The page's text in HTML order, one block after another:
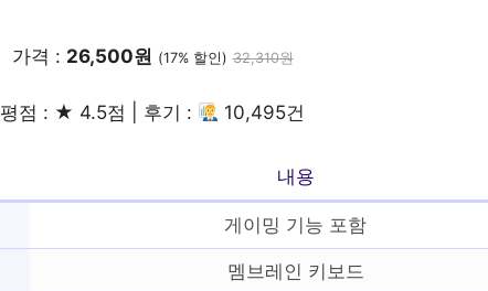
가격 : 26,500원 (17% 할인) 32,310원
평점 : ★ 4.5점 | 후기 : 10,495건
내용
게이밍 기능 포함
멤브레인 키보드